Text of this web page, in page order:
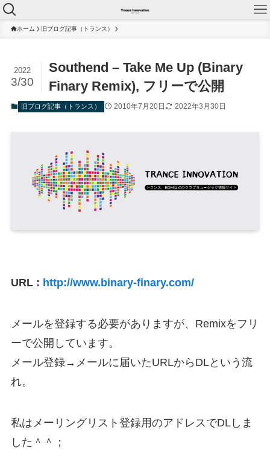
ホーム 旧ブログ記事（トランス）
Southend – Take Me Up (Binary
Finary Remix), フリーで公開
2022
3/30
旧ブログ記事（トランス） 2010年7月20日 2022年3月30日
URL : http://www.binary-finary.com/
メールを登録する必要がありますが、Remixをフリ
ーで公開しています。
メール登録→メールに届いたURLからDLという流
れ。
私はメーリングリスト登録用のアドレスでDLしま
した＾＾；